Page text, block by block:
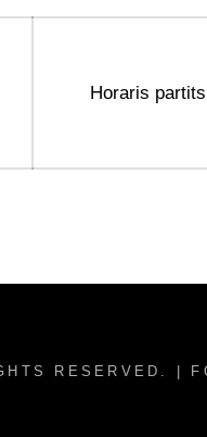
Next
Horaris
RESERVED. |